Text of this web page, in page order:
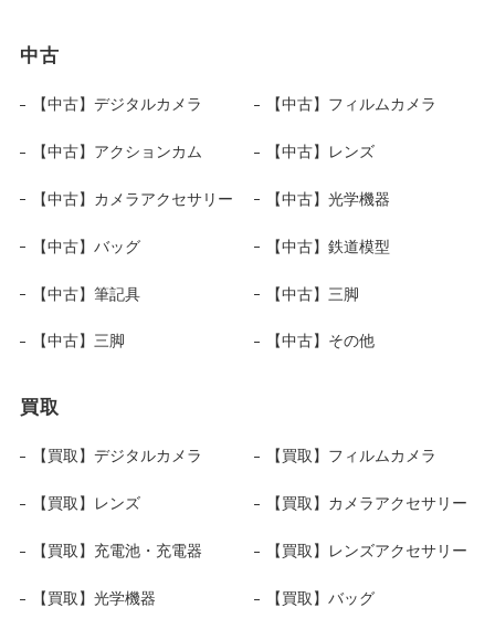
中古
【中古】デジタルカメラ 【中古】フィルムカメラ
【中古】アクションカム 【中古】レンズ
【中古】カメラアクセサリー 【中古】光学機器
【中古】バッグ 【中古】鉄道模型
【中古】筆記具 【中古】三脚
【中古】三脚 【中古】その他
買取
【買取】デジタルカメラ 【買取】フィルムカメラ
【買取】レンズ 【買取】カメラアクセサリー
【買取】充電池・充電器 【買取】レンズアクセサリー
【買取】光学機器 【買取】バッグ